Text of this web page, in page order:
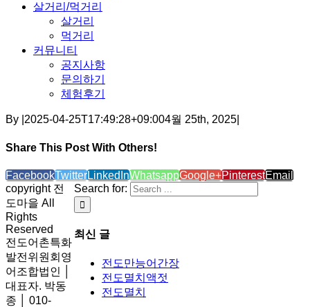
살거리/먹거리
살거리
먹거리
커뮤니티
공지사항
문의하기
체험후기
By 2025-04-25T17:49:28+09:004월 25th, 2025
Share This Post With Others!
FacebookTwitterLinkedInWhatsappGoogle+PinterestEmail
Search for:
최신 글
전도만능어간장
전도멸치액젓
전도멸치
copyright 전
도마을 All
Rights
Reserved
전도어촌특화
발전위원회영
어조합법인 │
대표자. 박동
종 │ 010-